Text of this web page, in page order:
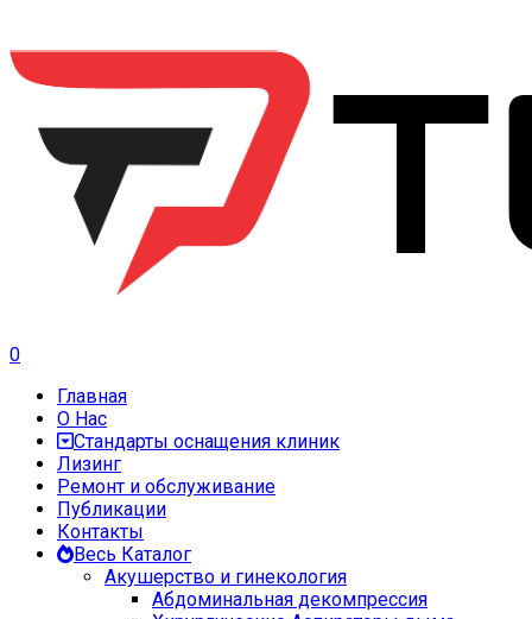
0
Главная
О Нас
Стандарты оснащения клиник
Лизинг
Ремонт и обслуживание
Публикации
Контакты
Весь Каталог
Акушерство и гинекология
Абдоминальная декомпрессия